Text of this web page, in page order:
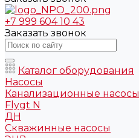
+7 999 604 10 43
Заказать звонок
Каталог оборудования
Насосы
Канализационные насосы
Flygt N
ДН
Скважинные насосы